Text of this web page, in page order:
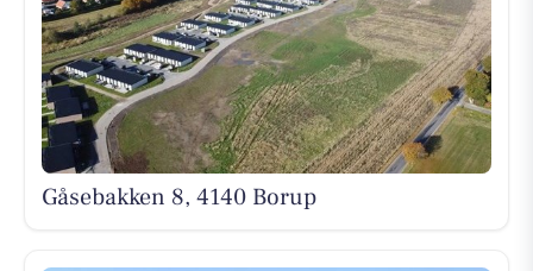
Gåsebakken 8, 4140 Borup